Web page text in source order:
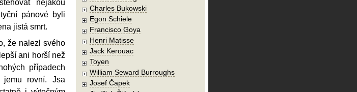
nějakou
pánové byli
jistá smrt.
že nalezl svého
ani horší než
případech
jemu rovní. Jsa
Charles Bukowski
Egon Schiele
Francisco Goya
Henri Matisse
Jack Kerouac
Toyen
William Seward Burroughs
Josef Čapek